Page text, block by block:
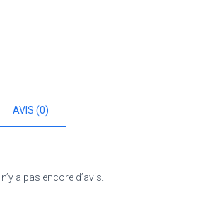
AVIS (0)
Il n’y a pas encore d’avis.